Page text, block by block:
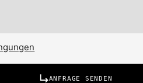
ANFRAGE SENDEN